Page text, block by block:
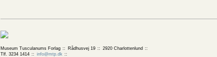
Museum Tusculanums Forlag Rådhusvej 19
2920 Charlottenlund
Tlf. 3234 1414
info@mtp.dk